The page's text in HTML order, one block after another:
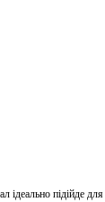
ідеально підійде